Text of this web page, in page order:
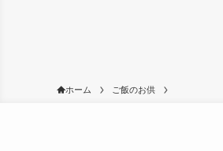
ホーム ご飯のお供